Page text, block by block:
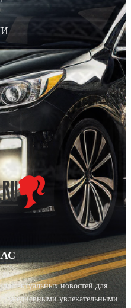
актуальных новостей для
ежедневными увлекательными